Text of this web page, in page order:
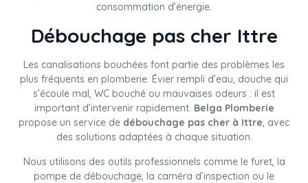
consommation d’énergie.
Débouchage pas cher Ittre
Les canalisations bouchées font partie des problèmes les
plus fréquents en plomberie. Évier rempli d’eau, douche qui
s’écoule mal, WC bouché ou mauvaises odeurs : il est
important d’intervenir rapidement. Belga Plomberie
propose un service de débouchage pas cher à Ittre, avec
des solutions adaptées à chaque situation.
Nous utilisons des outils professionnels comme le furet, la
pompe de débouchage, la caméra d’inspection ou le